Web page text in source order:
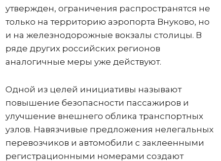
утвержден, ограничения распространятся не
только на территорию аэропорта Внуково, но
и на железнодорожные вокзалы столицы. В
ряде других российских регионов
аналогичные меры уже действуют.
Одной из целей инициативы называют
повышение безопасности пассажиров и
улучшение внешнего облика транспортных
узлов. Навязчивые предложения нелегальных
перевозчиков и автомобили с заклеенными
регистрационными номерами создают